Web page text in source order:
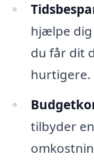
hjælpe dig
du får dit
hurtigere.
tilbyder